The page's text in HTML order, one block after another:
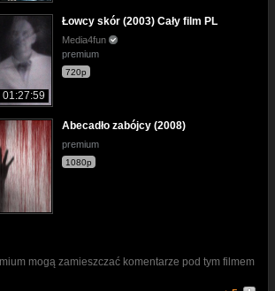
01:27:59
Łowcy skór (2003) Cały film PL
Media4fun
premium
720p
Abecadło zabójcy (2008)
premium
1080p
mogą zamieszczać komentarze pod tym filmem